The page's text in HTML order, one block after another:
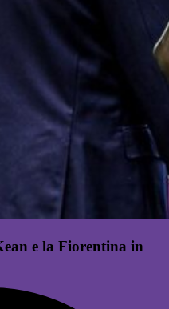
e la Fiorentina in